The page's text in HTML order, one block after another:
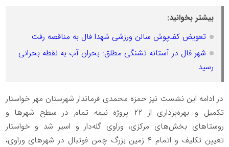
بیشتر بخوانید:
تعویض کف‌پوش سالن ورزشی شهدا فال به مناقصه رفت
شهر فال در آستانه تشنگی مطلق: بحران آب به نقطه بحرانی
رسید
در ادامه این نشست نیز حمزه محمدی فرماندار شهرستان مهر خواستار
تکمیل و بهره‌برداری از ۲۲ پروژه نیمه تمام در سطح شهرها و
روستاهای بخش‌های مرکزی، وراوی گله‌دار و اسیر شد و خواستار
تعیین تکلیف و اتمام ۴ زمین بزرگ چمن فوتبال در شهرهای وراوی،